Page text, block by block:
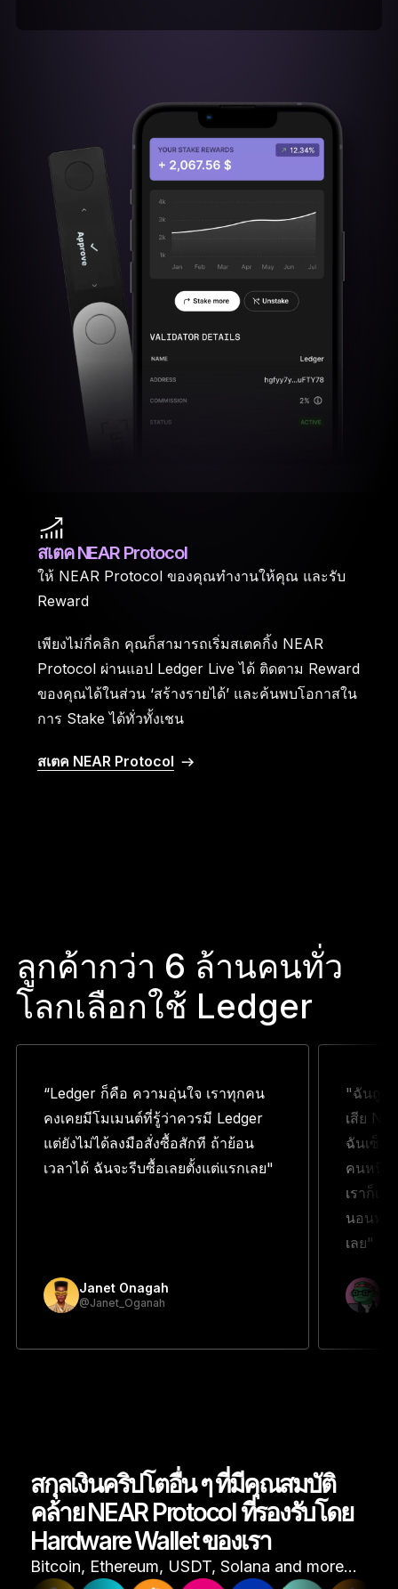
สเตค NEAR Protocol
ให้ NEAR Protocol ของคุณทำงานให้คุณ และรับ
Reward
เพียงไม่กี่คลิก คุณก็สามารถเริ่มสเตคกิ้ง NEAR
Protocol ผ่านแอป Ledger Live ได้ ติดตาม Reward
ของคุณได้ในส่วน ‘สร้างรายได้’ และค้นพบโอกาสใน
การ Stake ได้ทั่วทั้งเชน
สเตค NEAR Protocol
ลูกค้ากว่า 6 ล้านคนทั่ว
โลกเลือกใช้ Ledger
“Ledger ก็คือ ความอุ่นใจ เราทุกคน
คงเคยมีโมเมนต์ที่รู้ว่าควรมี Ledger
แต่ยังไม่ได้ลงมือสั่งซื้อสักที ถ้าย้อน
เวลาได้ ฉันจะรีบซื้อเลยตั้งแต่แรกเลย"
Janet Onagah
@Janet_Oganah
"ฉันถูก
เสีย
ฉันเซ็ง
คนหนึ่ง
เราก็เ
นอนหลั
เลย"
สกุลเงินคริปโตอื่น ๆ ที่มีคุณสมบัติ
คล้าย NEAR Protocol ที่รองรับโดย
Hardware Wallet ของเรา
Bitcoin, Ethereum, USDT, Solana and more…